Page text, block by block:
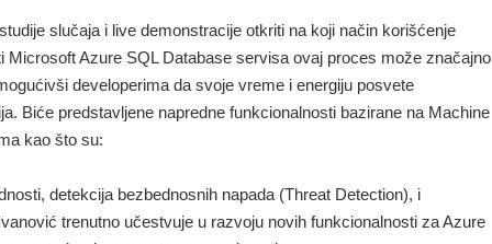
slučaja i live demonstracije otkriti na koji način korišćenje
Microsoft Azure SQL Database servisa ovaj proces može značajno
developerima da svoje vreme i energiju posvete
Biće predstavljene napredne funkcionalnosti bazirane na Machine
kao što su:
detekcija bezbednosnih napada (Threat Detection), i
trenutno učestvuje u razvoju novih funkcionalnosti za Azure